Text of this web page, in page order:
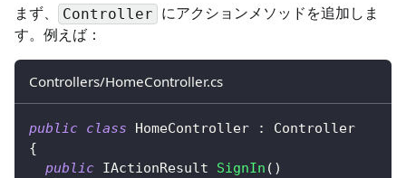
まず、 Controller にアクションメソッドを追加しま
す。例えば：
Controllers/HomeController.cs
public class HomeController :
Controller
{
public IActionResult SignIn ( )